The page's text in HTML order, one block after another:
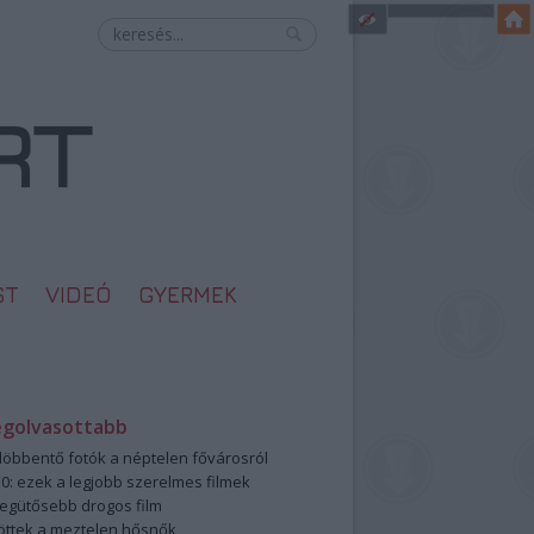
VIDEÓ GYERMEK
fotók a néptelen fővárosról
ezek a legjobb szerelmes filmek
drogos film
a meztelen hősnők